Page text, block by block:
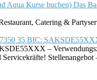
Das
Catering &
–